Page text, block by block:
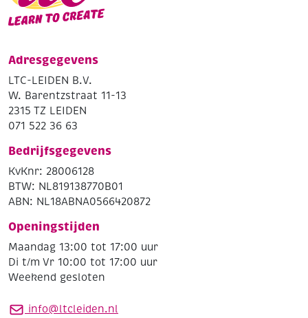
Adresgegevens
LTC-LEIDEN B.V.
W. Barentzstraat 11-13
2315 TZ LEIDEN
071 522 36 63
Bedrijfsgegevens
KvKnr: 28006128
BTW: NL819138770B01
ABN: NL18ABNA0566420872
Openingstijden
Maandag 13:00 tot 17:00 uur
Di t/m Vr 10:00 tot 17:00 uur
Weekend gesloten
info@ltcleiden.nl